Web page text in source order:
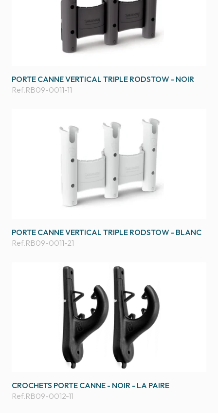
PORTE CANNE VERTICAL TRIPLE RODSTOW - NOIR
Ref.RB09-0011-11
PORTE CANNE VERTICAL TRIPLE RODSTOW - BLANC
Ref.RB09-0011-21
CROCHETS PORTE CANNE - NOIR - LA PAIRE
Ref.RB09-0012-11